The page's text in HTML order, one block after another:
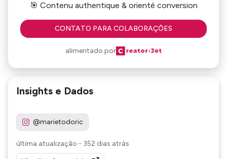
🎯 Contenu authentique & orienté conversion
CONTATO PARA COLABORAÇÕES
alimentado por
Insights e Dados
@marietodoric
última atualização - 352 dias atrás